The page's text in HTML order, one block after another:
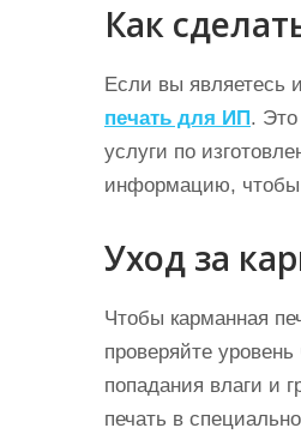
Как
Если вы являетесь
печать для ИП.
услуги по
информацию, чтобы
Уход за
Чтобы карманная
проверяйте
попадания влаги и
печать в